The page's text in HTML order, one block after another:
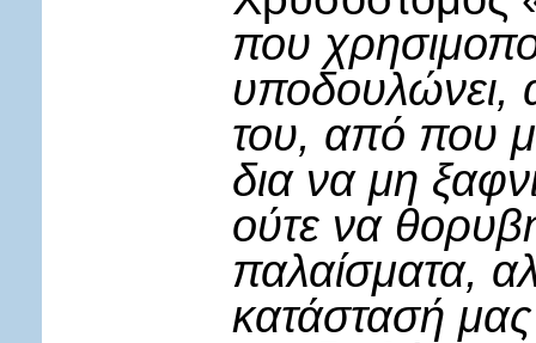
που
υποδουλώνει,
του, από που
δια να μη
ούτε να
παλαίσματα,
κατάστασή μας